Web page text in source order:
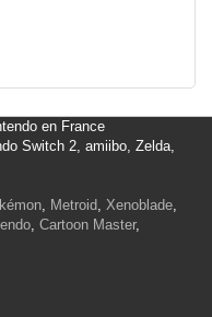
en France
Switch 2, amiibo, Zelda,
, Metroid, Xenoblade,
, Cartoon Master,